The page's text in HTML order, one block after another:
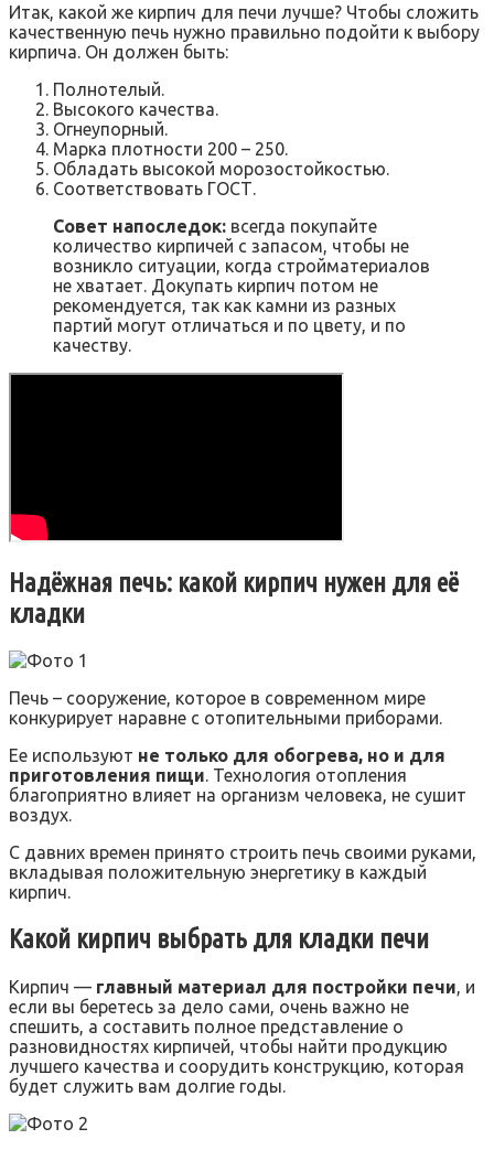
Итак, какой же кирпич для печи лучше? Чтобы сложить
качественную печь нужно правильно подойти к выбору
кирпича. Он должен быть:
Полнотелый.
Высокого качества.
Огнеупорный.
Марка плотности 200 – 250.
Обладать высокой морозостойкостью.
Соответствовать ГОСТ.
Совет напоследок: всегда покупайте
количество кирпичей с запасом, чтобы не
возникло ситуации, когда стройматериалов
не хватает. Докупать кирпич потом не
рекомендуется, так как камни из разных
партий могут отличаться и по цвету, и по
качеству.
Надёжная печь: какой кирпич нужен для её
кладки
Печь – сооружение, которое в современном мире
конкурирует наравне с отопительными приборами.
Ее используют не только для обогрева, но и для
приготовления пищи. Технология отопления
благоприятно влияет на организм человека, не сушит
воздух.
С давних времен принято строить печь своими руками,
вкладывая положительную энергетику в каждый
кирпич.
Какой кирпич выбрать для кладки печи
Кирпич — главный материал для постройки печи, и
если вы беретесь за дело сами, очень важно не
спешить, а составить полное представление о
разновидностях кирпичей, чтобы найти продукцию
лучшего качества и соорудить конструкцию, которая
будет служить вам долгие годы.